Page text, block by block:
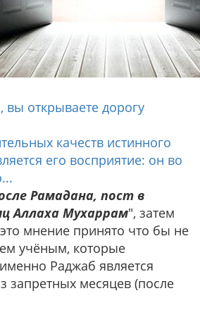
вы открываете дорогу
качеств истинного
его восприятие: он во
Рамадана, пост в
Аллаха Мухаррам", затем
мнение принято что бы не
учёным, которые
Раджаб является
месяцев (после